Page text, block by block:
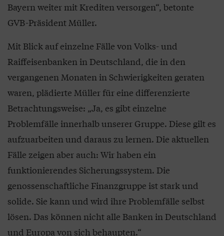
Bayern weiter mit Krediten versorgen“, betonte
GVB-Präsident Müller.
Mit Blick auf einzelne Fälle von Volks- und
Raiffeisenbanken in Deutschland, die in den
vergangenen Monaten in Schwierigkeiten geraten
waren, plädierte Müller für eine differenzierte
Betrachtungsweise: „Ja, es gibt einzelne
Problemfälle innerhalb unserer Gruppe. Diese gilt es
aufzuarbeiten und daraus zu lernen. Die aktuellen
Fälle zeigen aber auch: Wir haben ein
funktionierendes Sicherungssystem. Die
genossenschaftliche Finanzgruppe ist stark und
solide. Sie kann und wird ihre Problemfälle selbst
lösen. Das können nicht alle Banken in Deutschland
und Europa von sich behaupten.“